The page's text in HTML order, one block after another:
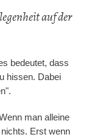
auf der
bedeutet, dass
hissen. Dabei
man alleine
Erst wenn